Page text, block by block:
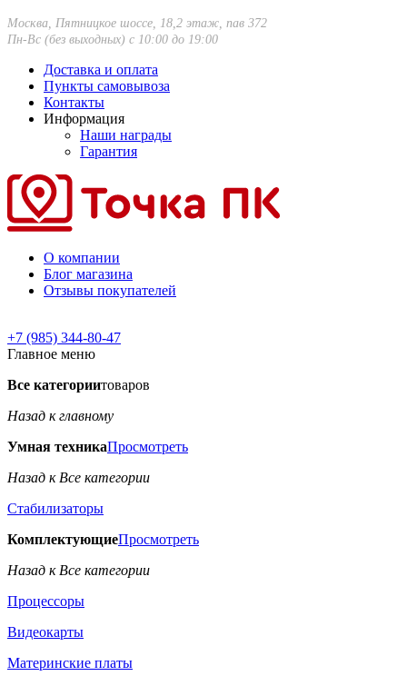
Москва, Пятницкое шоссе, 18,2 этаж, пав 372
Пн-Вс (без выходных) с 10:00 до 19:00
Доставка и оплата
Пункты самовывоза
Контакты
Информация
Наши награды
Гарантия
О компании
Блог магазина
Отзывы покупателей
+7 (985) 344-80-47
Главное меню
Все категориитоваров
Назад к главному
Умная техникаПросмотреть
Назад к Все категории
Стабилизаторы
КомплектующиеПросмотреть
Назад к Все категории
Процессоры
Видеокарты
Материнские платы